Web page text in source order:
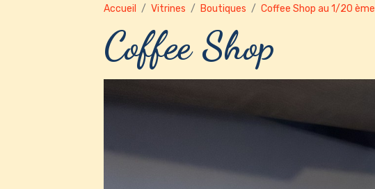
Accueil Vitrines Boutiques Coffee Shop au 1/20 ème
Coffee Shop